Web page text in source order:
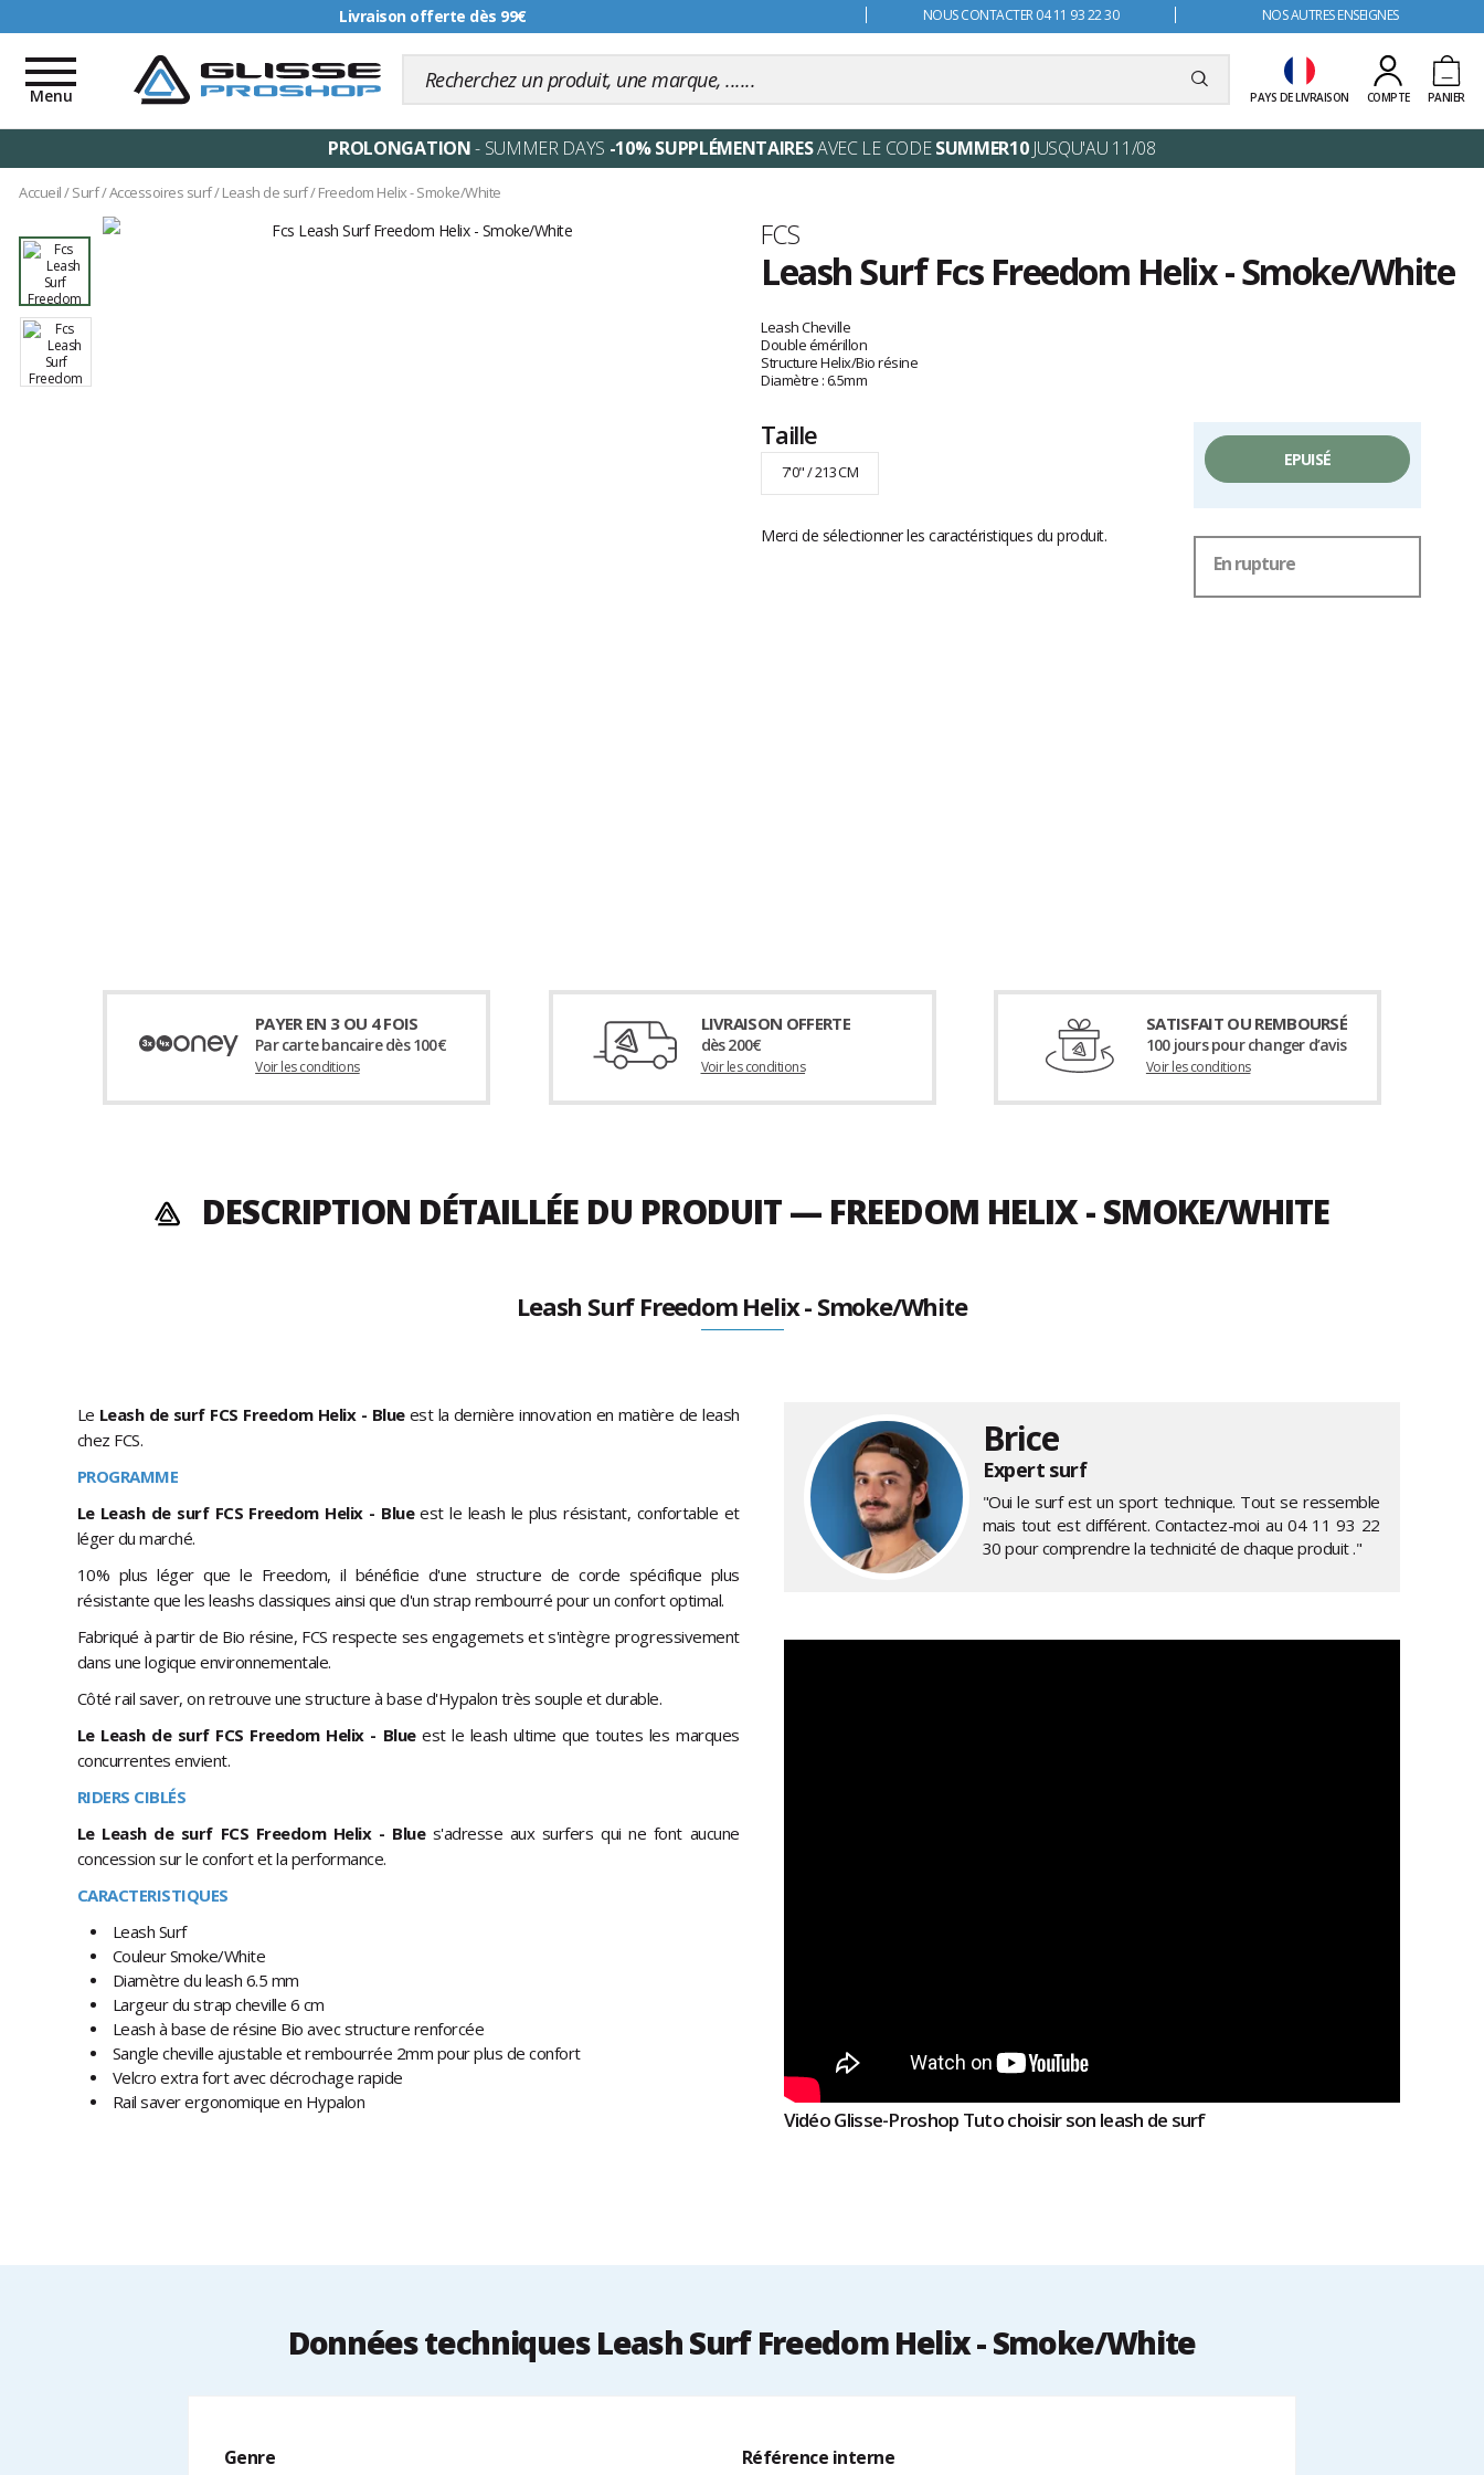
Livraison offerte dès 99€ NOUS CONTACTER 04 11 93 22 30 NOS AUTRES ENSEIGNES
PAYS DE LIVRAISON COMPTE PANIER
Toggle
navigation
Menu
PROLONGATION- SUMMER DAYS -10% SUPPLÉMENTAIRESAVEC LE CODESUMMER10JUSQU'AU 11/08
Accueil/Surf/Accessoires surf/Leash de surf/Freedom Helix - Smoke/White
Marque
FCS
Leash Surf Fcs Freedom Helix - Smoke/White
avis
clients
Leash Cheville
Double émérillon
Structure Helix/Bio résine
Diamètre : 6.5mm
Taille
7'0" / 213 CM
Merci de sélectionner les caractéristiques du produit.
EPUISÉ
En rupture
PAYER EN 3 OU 4 FOIS
Par carte bancaire dès 100€
Voir les conditions
LIVRAISON OFFERTE
dès 200€
Voir les conditions
SATISFAIT OU REMBOURSÉ
100 jours pour changer d’avis
Voir les conditions
DESCRIPTION DÉTAILLÉE DU PRODUIT — FREEDOM HELIX - SMOKE/WHITE
Leash Surf Freedom Helix - Smoke/White
Le Leash de surf FCS Freedom Helix - Blue est la dernière innovation en matière de leash
chez FCS.
PROGRAMME
Le Leash de surf FCS Freedom Helix - Blue est le leash le plus résistant, confortable et
léger du marché.
10% plus léger que le Freedom, il bénéficie d'une structure de corde spécifique plus
résistante que les leashs classiques ainsi que d'un strap rembourré pour un confort optimal.
Fabriqué à partir de Bio résine, FCS respecte ses engagemets et s'intègre progressivement
dans une logique environnementale.
Côté rail saver, on retrouve une structure à base d'Hypalon très souple et durable.
Le Leash de surf FCS Freedom Helix - Blueest le leash ultime que toutes les marques
concurrentes envient.
RIDERS CIBLÉS
Le Leash de surf FCS Freedom Helix - Blue s'adresse aux surfers qui ne font aucune
concession sur le confort et la performance.
CARACTERISTIQUES
Leash Surf
Couleur Smoke/White
Diamètre du leash 6.5 mm
Largeur du strap cheville 6 cm
Leash à base de résine Bio avec structure renforcée
Sangle cheville ajustable et rembourrée 2mm pour plus de confort
Velcro extra fort avec décrochage rapide
Rail saver ergonomique en Hypalon
Brice
Expert surf
"Oui le surf est un sport technique. Tout se ressemble
mais tout est différent. Contactez-moi au04 11 93 22
30 pour comprendre la technicité de chaque produit ."
Vidéo Glisse-Proshop Tuto choisir son leash de surf
Données techniques Leash Surf Freedom Helix - Smoke/White
Genre
Référence interne